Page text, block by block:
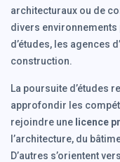
architecturaux ou de
divers
d’études, les agences
construction.
La poursuite d’études
approfondir les
rejoindre une licence
l’architecture, du
D’autres s’orientent